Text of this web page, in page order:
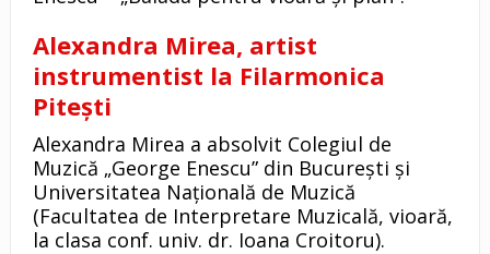
Alexandra Mirea, artist
instrumentist la Filarmonica
Pitești
Alexandra Mirea a absolvit Colegiul de
Muzică „George Enescu” din București și
Universitatea Națională de Muzică
(Facultatea de Interpretare Muzicală, vioară,
la clasa conf. univ. dr. Ioana Croitoru).